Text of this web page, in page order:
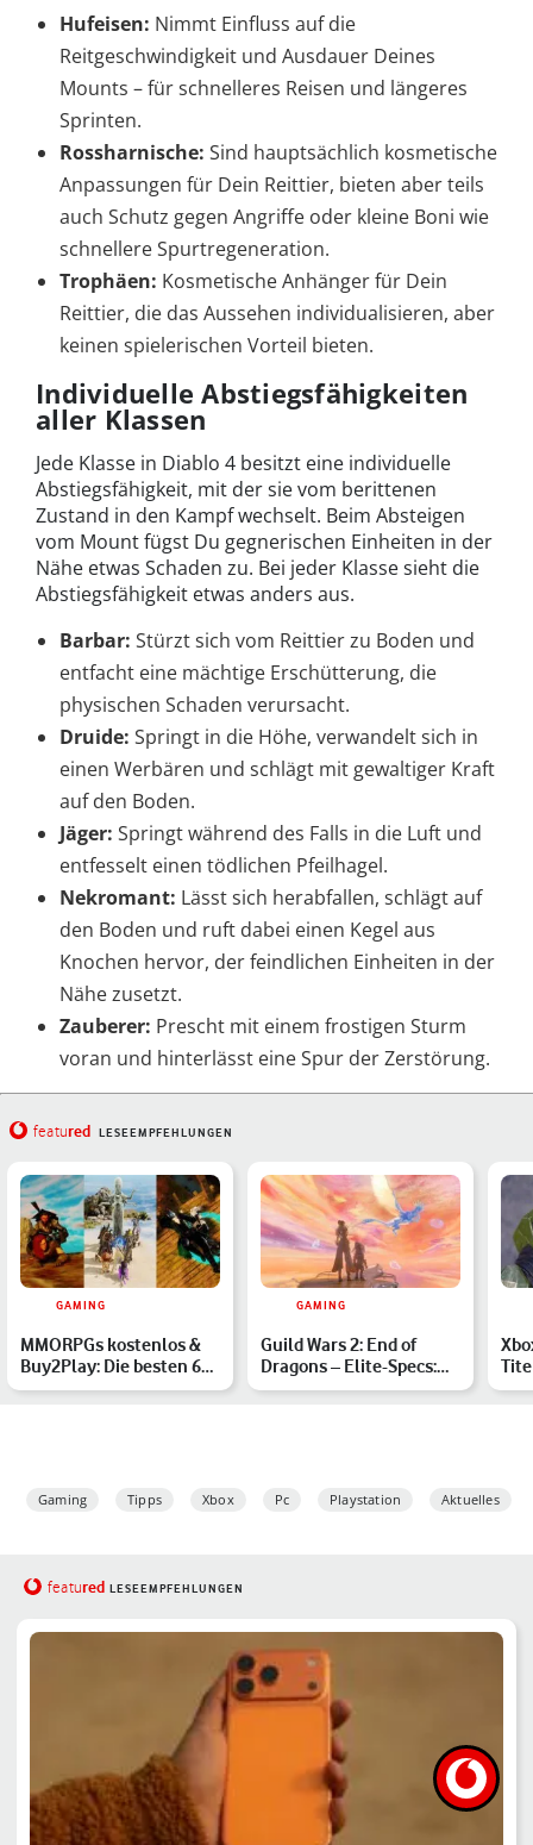
Hufeisen: Nimmt Einfluss auf die
Reitgeschwindigkeit und Ausdauer Deines
Mounts – für schnelleres Reisen und längeres
Sprinten.
Rossharnische: Sind hauptsächlich kosmetische
Anpassungen für Dein Reittier, bieten aber teils
auch Schutz gegen Angriffe oder kleine Boni wie
schnellere Spurtregeneration.
Trophäen: Kosmetische Anhänger für Dein
Reittier, die das Aussehen individualisieren, aber
keinen spielerischen Vorteil bieten.
Individuelle Abstiegsfähigkeiten
aller Klassen
Jede Klasse in Diablo 4 besitzt eine individuelle
Abstiegsfähigkeit, mit der sie vom berittenen
Zustand in den Kampf wechselt. Beim Absteigen
vom Mount fügst Du gegnerischen Einheiten in der
Nähe etwas Schaden zu. Bei jeder Klasse sieht die
Abstiegsfähigkeit etwas anders aus.
Barbar: Stürzt sich vom Reittier zu Boden und
entfacht eine mächtige Erschütterung, die
physischen Schaden verursacht.
Druide: Springt in die Höhe, verwandelt sich in
einen Werbären und schlägt mit gewaltiger Kraft
auf den Boden.
Jäger: Springt während des Falls in die Luft und
entfesselt einen tödlichen Pfeilhagel.
Nekromant: Lässt sich herabfallen, schlägt auf
den Boden und ruft dabei einen Kegel aus
Knochen hervor, der feindlichen Einheiten in der
Nähe zusetzt.
Zauberer: Prescht mit einem frostigen Sturm
voran und hinterlässt eine Spur der Zerstörung.
featured LESEEMPFEHLUNGEN
GAMING
MMORPGs kostenlos &
Buy2Play: Die besten 6
Alternativen zu WoW
GAMING
Guild Wars 2: End of
Dragons – Elite-Specs:
Alle neuen Spezialisi…
Gaming Tipps Xbox Pc Playstation Aktuelles
featured LESEEMPFEHLUNGEN